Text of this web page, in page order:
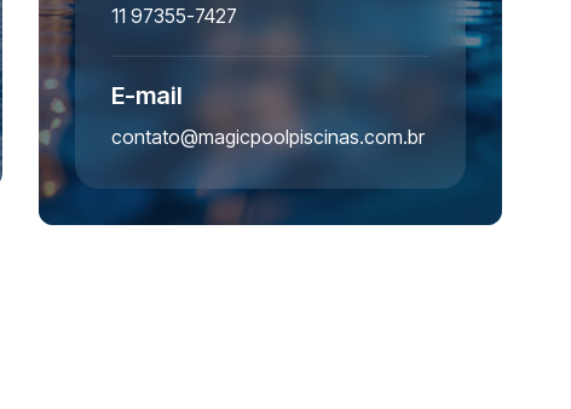
11 97355-7427
E-mail
contato@magicpoolpiscinas.com.br